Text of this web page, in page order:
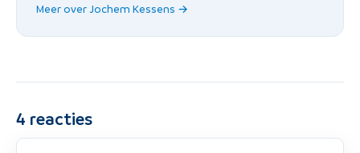
Meer over Jochem Kessens →
4 reacties